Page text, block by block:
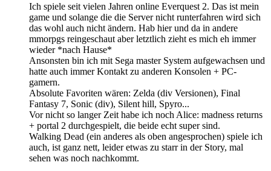
Ich spiele seit vielen Jahren online Everquest 2. Das ist mein
game und solange die die Server nicht runterfahren wird sich
das wohl auch nicht ändern. Hab hier und da in andere
mmorpgs reingeschaut aber letztlich zieht es mich eh immer
wieder *nach Hause*
Ansonsten bin ich mit Sega master System aufgewachsen und
hatte auch immer Kontakt zu anderen Konsolen + PC-
gamern.
Absolute Favoriten wären: Zelda (div Versionen), Final
Fantasy 7, Sonic (div), Silent hill, Spyro...
Vor nicht so langer Zeit habe ich noch Alice: madness returns
+ portal 2 durchgespielt, die beide echt super sind.
Walking Dead (ein anderes als oben angesprochen) spiele ich
auch, ist ganz nett, leider etwas zu starr in der Story, mal
sehen was noch nachkommt.